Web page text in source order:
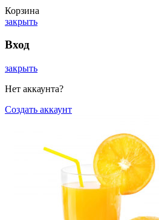
Корзина
закрыть
Вход
закрыть
Нет аккаунта?
Создать аккаунт